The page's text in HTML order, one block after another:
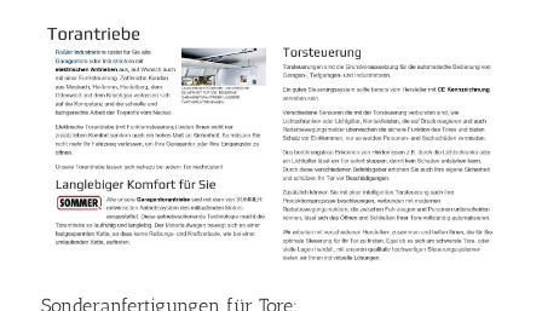
Sonderanfertigungen für Tore: